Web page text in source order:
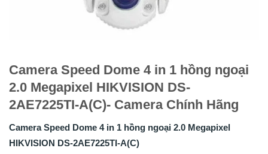
Camera Speed Dome 4 in 1 hồng ngoại
2.0 Megapixel HIKVISION DS-
2AE7225TI-A(C)- Camera Chính Hãng
Camera Speed Dome 4 in 1 hồng ngoại 2.0 Megapixel
HIKVISION DS-2AE7225TI-A(C)